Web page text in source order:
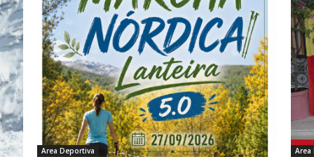
Area Deportiva Area